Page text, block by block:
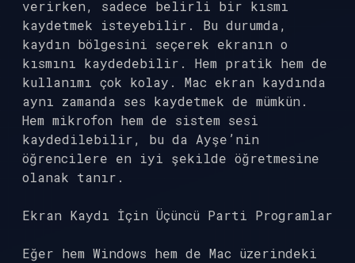
verirken, sadece belirli bir kısmı
kaydetmek isteyebilir. Bu durumda,
kaydın bölgesini seçerek ekranın o
kısmını kaydedebilir. Hem pratik hem de
kullanımı çok kolay. Mac ekran kaydında
aynı zamanda ses kaydetmek de mümkün.
Hem mikrofon hem de sistem sesi
kaydedilebilir, bu da Ayşe’nin
öğrencilere en iyi şekilde öğretmesine
olanak tanır.
Ekran Kaydı İçin Üçüncü Parti Programlar
Eğer hem Windows hem de Mac üzerindeki